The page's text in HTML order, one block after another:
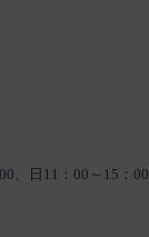
、日11：00～15：00